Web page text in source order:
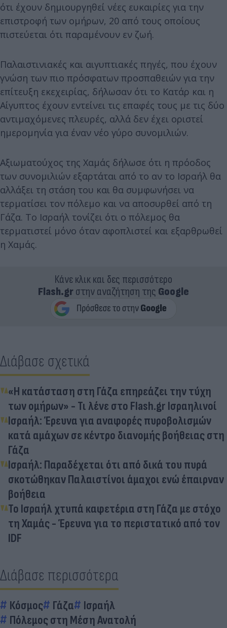
ότι έχουν δημιουργηθεί νέες ευκαιρίες για την
επιστροφή των ομήρων, 20 από τους οποίους
πιστεύεται ότι παραμένουν εν ζωή.
Παλαιστινιακές και αιγυπτιακές πηγές, που έχουν
γνώση των πιο πρόσφατων προσπαθειών για την
επίτευξη εκεχειρίας, δήλωσαν ότι το Κατάρ και η
Αίγυπτος έχουν εντείνει τις επαφές τους με τις δύο
αντιμαχόμενες πλευρές, αλλά δεν έχει οριστεί
ημερομηνία για έναν νέο γύρο συνομιλιών.
Αξιωματούχος της Χαμάς δήλωσε ότι η πρόοδος
των συνομιλιών εξαρτάται από το αν το Ισραήλ θα
αλλάξει τη στάση του και θα συμφωνήσει να
τερματίσει τον πόλεμο και να αποσυρθεί από τη
Γάζα. Το Ισραήλ τονίζει ότι ο πόλεμος θα
τερματιστεί μόνο όταν αφοπλιστεί και εξαρθρωθεί
η Χαμάς.
Κάνε κλικ και δες περισσότερο
Flash.grστην αναζήτηση της Google
Διάβασε σχετικά
«Η κατάσταση στη Γάζα επηρεάζει την τύχη
των ομήρων» - Τι λένε στο Flash.gr Ισραηλινοί
Ισραήλ: Έρευνα για αναφορές πυροβολισμών
κατά αμάχων σε κέντρο διανομής βοήθειας στη
Γάζα
Ισραήλ: Παραδέχεται ότι από δικά του πυρά
σκοτώθηκαν Παλαιστίνοι άμαχοι ενώ έπαιρναν
βοήθεια
Το Ισραήλ χτυπά καφετέρια στη Γάζα με στόχο
τη Χαμάς - Έρευνα για το περιστατικό από τον
IDF
Διάβασε περισσότερα
Κόσμος Γάζα
Ισραήλ
Πόλεμος στη Μέση Ανατολή